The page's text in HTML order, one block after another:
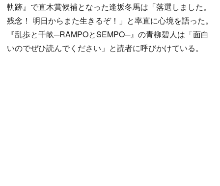
軌跡』で直木賞候補となった逢坂冬馬は「落選しました。
残念！ 明日からまた生きるぞ！」と率直に心境を語った。
『乱歩と千畝─RAMPOとSEMPO─』の青柳碧人は「面白
いのでぜひ読んでください」と読者に呼びかけている。